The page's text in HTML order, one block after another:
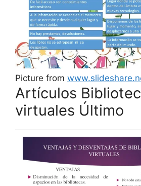
Picture from
Artículos
virtuales Último